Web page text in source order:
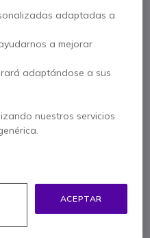
D10.
-
Linea gratuita
adaptadas a
a mejorar
adaptándose a sus
nuestros servicios
ACEPTAR